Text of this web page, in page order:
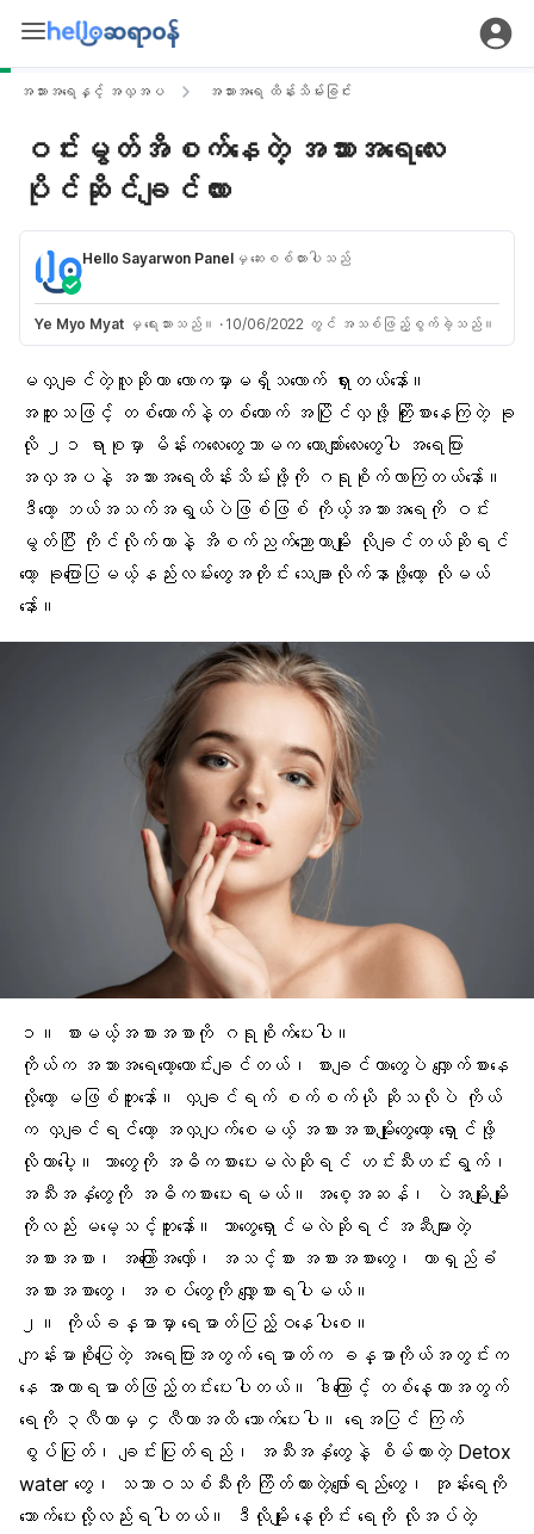
အသားအရေနှင့် အလှအပ အသားအရေ ထိန်းသိမ်းခြင်း
ဝင်းမွတ်အိစက်နေတဲ့ အသားအရေလေး
ပိုင်ဆိုင်ချင်လား
Hello Sayarwon Panelမှ ဆေးစစ်ထားပါသည်
Ye Myo Myatမှ ရေးသားသည်။ · 10/06/2022 တွင် အသစ်ဖြည့်စွက်ခဲ့သည်။
မလှချင်တဲ့လူဆိုတာ လောကမှာမရှိသလောက် ရှားတယ်နော်။
အထူးသဖြင့် တစ်ယောက်နဲ့တစ်ယောက် အပြိုင်လှဖို့ ကြိုးစားနေကြတဲ့ ခု
လို ၂၁ ရာစုမှာ မိန်းကလေးတွေသာမက ယောက်ျားလေးတွေပါ အရေပြား
အလှအပနဲ့ အသားအရေထိန်းသိမ်းဖို့ကို ဂရုစိုက်လာကြတယ်နော်။
ဒီတော့ ဘယ်အသက်အရွယ်ပဲဖြစ်ဖြစ် ကိုယ့်အသားအရေကို ဝင်း
မွတ်ပြီး ကိုင်လိုက်တာနဲ့ အိစက်ညက်ညောတာမျိုး လိုချင်တယ်ဆိုရင်
တော့ ခုပြောပြမယ့်နည်းလမ်းတွေအတိုင်း သေချာလိုက်နာဖို့တော့ လိုမယ်
နော်။
၁။ စားမယ့်အစားအစာကို ဂရုစိုက်ပေးပါ။
ကိုယ်က အသားအရေတော့ကောင်းချင်တယ်၊ စားချင်တာတွေပဲ လျှောက်စားနေ
လို့တော့ မဖြစ်ဘူးနော်။ လှချင်ရက် စက်စက်ယို ဆိုသလိုပဲ ကိုယ်
က လှချင်ရင်တော့ အလှပျက်စေမယ့် အစားအစာမျိုးတွေတော့ ရှောင်ဖို့
လိုတာပေါ့။ ဘာတွေကို အဓိကစားပေးမလဲဆိုရင် ဟင်းသီးဟင်းရွက်၊
အသီးအနှံတွေကို အဓိကစားပေးရမယ်။
အစေ့အဆန် ၊ ပဲအမျိုးမျိုး
ကိုလည်း မမေ့သင့်ဘူးနော်။ ဘာတွေရှောင်မလဲဆိုရင် အဆီများတဲ့
အစားအစာ၊ အကြော်အလှော်၊ အသင့်စား အစားအစားတွေ၊ တာရှည်ခံ
အစားအစာတွေ၊ အစပ်တွေကို လျှော့စားရပါမယ်။
၂။ ကိုယ်ခန္ဓာမှာ ရေဓာတ်ပြည့်ဝနေပါစေ။
ကျန်းမာစိုပြေတဲ့ အရေပြားအတွက်ရေဓာတ် က ခန္ဓာကိုယ်အတွင်းက
နေ အာဟာရဓာတ်ဖြည့်တင်းပေးပါတယ်။ ဒါကြောင့် တစ်နေ့တာအတွက်
ရေကို ၃လီတာမှ ၄လီတာအထိ သောက်ပေးပါ။ ရေအပြင် ကြက်
စွပ်ပြုတ်၊ ချင်းပြုတ်ရည်၊ အသီးအနှံတွေနဲ့ စိမ်ထားတဲ့ Detox
water တွေ၊ သဘာဝသစ်သီးကို ကြိတ်ထားတဲ့ဖျော်ရည်တွေ၊ အုန်းရေကို
သောက်ပေးလို့လည်းရပါတယ်။ ဒီလိုမျိုး နေ့တိုင်း ရေကို လိုအပ်တဲ့